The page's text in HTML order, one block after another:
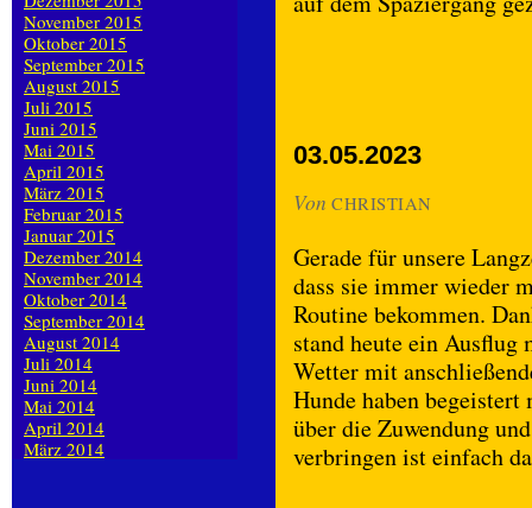
03.05.2023
Von CHRISTIAN
Gerade für unsere
dass sie immer wieder
Routine bekommen.
stand heute ein Ausflug
Wetter mit
Hunde haben
über die Zuwendung
verbringen ist einfach
November 2015
Oktober 2015
September 2015
August 2015
Juli 2015
Juni 2015
Mai 2015
April 2015
März 2015
Februar 2015
Januar 2015
Dezember 2014
November 2014
Oktober 2014
September 2014
August 2014
Juli 2014
Juni 2014
Mai 2014
April 2014
März 2014